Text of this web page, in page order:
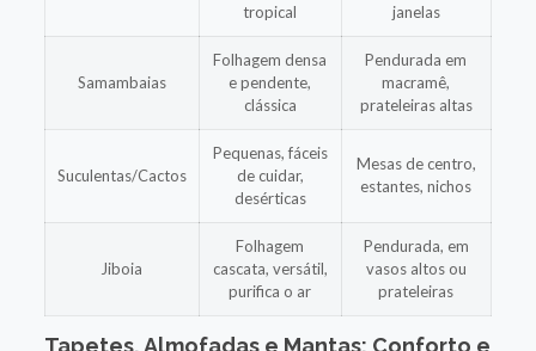
tropical
janelas
Samambaias
Folhagem densa
e pendente,
clássica
Pendurada em
macramê,
prateleiras altas
Suculentas/Cactos
Pequenas, fáceis
de cuidar,
desérticas
Mesas de centro,
estantes, nichos
Jiboia
Folhagem
cascata, versátil,
purifica o ar
Pendurada, em
vasos altos ou
prateleiras
Tapetes, Almofadas e Mantas: Conforto e